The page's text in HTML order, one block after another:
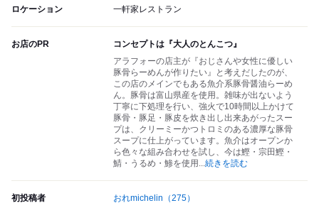
ロケーション 一軒家レストラン
お店のPR
コンセプトは『大人のとんこつ』
アラフォーの店主が『おじさんや女性に優しい
豚骨らーめんが作りたい』と考えだしたのが、
この店のメインでもある魚介系豚骨醤油らーめ
ん。豚骨は富山県産を使用。雑味が出ないよう
丁寧に下処理を行い、強火で10時間以上かけて
豚骨・豚足・豚皮を炊き出し出来あがったスー
プは、クリーミーかつトロミのある濃厚な豚骨
スープに仕上がっています。魚介はオープンか
ら色々な組み合わせを試し、今は鰹・宗田鰹・
鯖・うるめ・鯵を使用 ...続きを読む
初投稿者 おれmichelin （275）